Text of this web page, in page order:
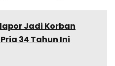
Jadi Korban
34 Tahun Ini